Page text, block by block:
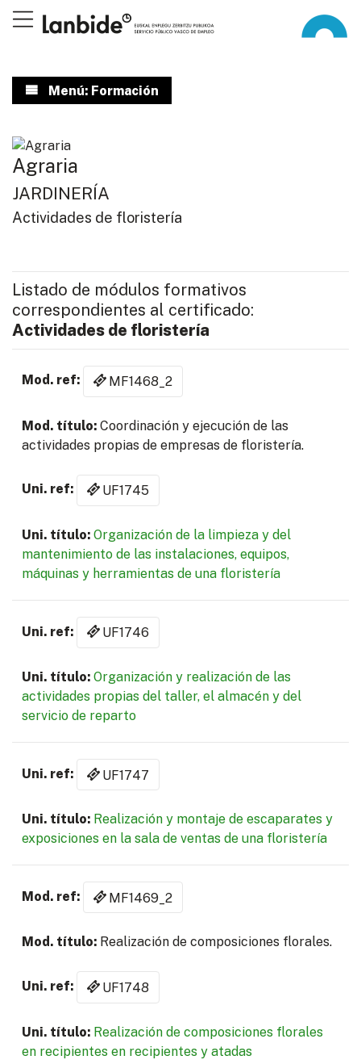
Menú: Formación
Agraria
JARDINERÍA
Actividades de floristería
Listado de módulos formativos
correspondientes al certificado:
Actividades de floristería
MF1468_2
Coordinación y ejecución de las
actividades propias de empresas de floristería.
UF1745
Organización de la limpieza y del
mantenimiento de las instalaciones, equipos,
máquinas y herramientas de una floristería
UF1746
Organización y realización de las
actividades propias del taller, el almacén y del
servicio de reparto
UF1747
Realización y montaje de escaparates y
exposiciones en la sala de ventas de una floristería
MF1469_2
Realización de composiciones florales.
UF1748
Realización de composiciones florales
en recipientes en recipientes y atadas